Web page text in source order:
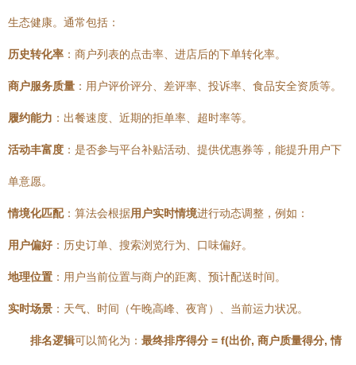
生态健康。通常包括：
历史转化率 ：商户列表的点击率、进店后的下单转化率。
商户服务质量 ：用户评价评分、差评率、投诉率、食品安全资质等。
履约能力 ：出餐速度、近期的拒单率、超时率等。
活动丰富度 ：是否参与平台补贴活动、提供优惠券等，能提升用户下
单意愿。
情境化匹配：算法会根据用户实时情境进行动态调整，例如：
用户偏好 ：历史订单、搜索浏览行为、口味偏好。
地理位置 ：用户当前位置与商户的距离、预计配送时间。
实时场景 ：天气、时间（午晚高峰、夜宵）、当前运力状况。
排名逻辑可以简化为： 最终排序得分 = f(出价, 商户质量得分, 情